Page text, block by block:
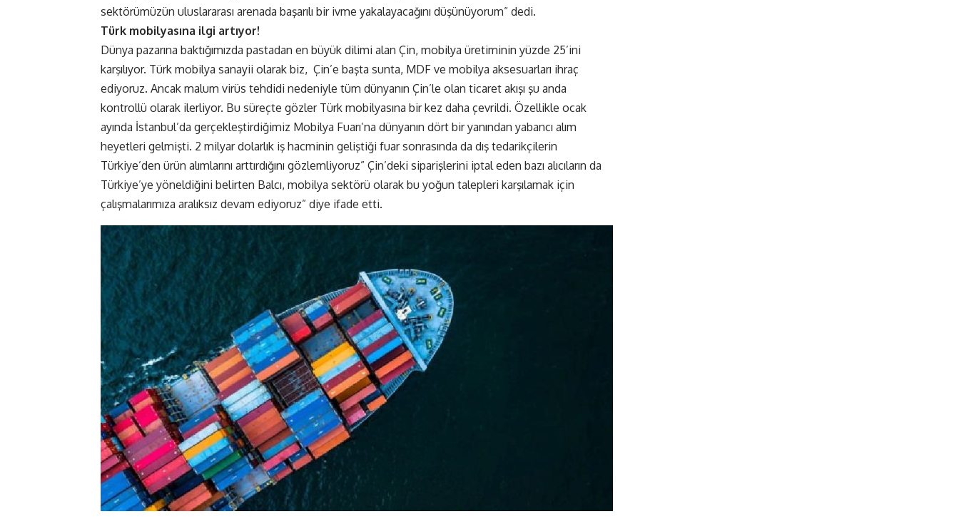
sektörümüzün uluslararası arenada başarılı bir ivme yakalayacağını düşünüyorum” dedi.
Türk mobilyasına ilgi artıyor!
Dünya pazarına baktığımızda pastadan en büyük dilimi alan Çin, mobilya üretiminin yüzde 25’ini
karşılıyor. Türk mobilya sanayii olarak biz, Çin’e başta sunta, MDF ve mobilya aksesuarları ihraç
ediyoruz. Ancak malum virüs tehdidi nedeniyle tüm dünyanın Çin’le olan ticaret akışı şu anda
kontrollü olarak ilerliyor. Bu süreçte gözler Türk mobilyasına bir kez daha çevrildi. Özellikle ocak
ayında İstanbul’da gerçekleştirdiğimiz Mobilya Fuarı’na dünyanın dört bir yanından yabancı alım
heyetleri gelmişti. 2 milyar dolarlık iş hacminin geliştiği fuar sonrasında da dış tedarikçilerin
Türkiye’den ürün alımlarını arttırdığını gözlemliyoruz” Çin’deki siparişlerini iptal eden bazı alıcıların da
Türkiye’ye yöneldiğini belirten Balcı, mobilya sektörü olarak bu yoğun talepleri karşılamak için
çalışmalarımıza aralıksız devam ediyoruz” diye ifade etti.